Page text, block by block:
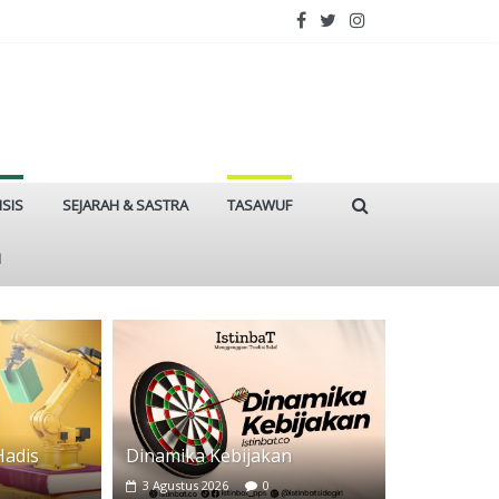
SEJARAH & SASTRA TASAWUF
Dinamika Kebijakan
3 Agustus 2026 0